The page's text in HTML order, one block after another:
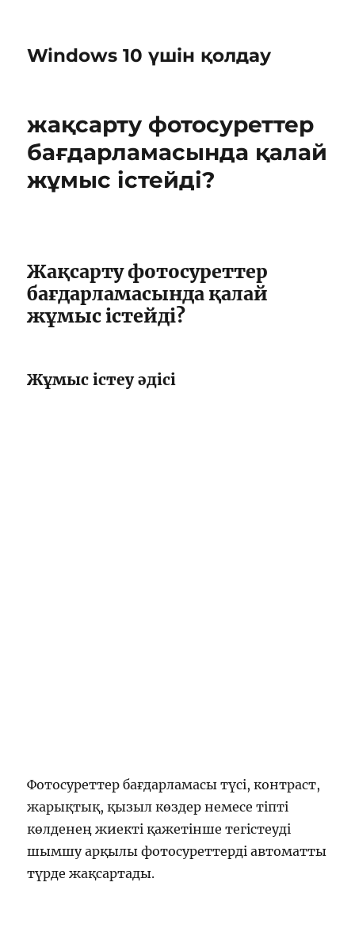
Windows 10 үшін қолдау
жақсарту фотосуреттер
бағдарламасында қалай
жұмыс істейді?
Жақсарту фотосуреттер
бағдарламасында қалай
жұмыс істейді?
Жұмыс істеу әдісі
Фотосуреттер бағдарламасы түсі, контраст,
жарықтық, қызыл көздер немесе тіпті
көлденең жиекті қажетінше тегістеуді
шымшу арқылы фотосуреттерді автоматты
түрде жақсартады.